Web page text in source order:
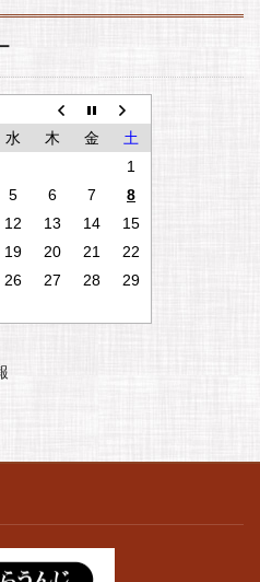
水 木 金
土
1
5 6 7
8
12 13 14
15
19 20 21
22
26 27 28
29